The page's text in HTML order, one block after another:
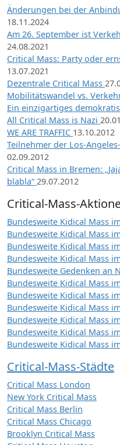
Änderungen bei der
18.11.2024
Am 26. September ist
24.08.2021
Critical Mass: Party oder
13.07.2021
Dezentrale Critical Mass
Mobilitätswandel vs.
Ein einzigartiges
All Critical Mass is Nazi
WE ARE TRAFFIC 13.10.2012
Teilnehmer der Los-
02.09.2012
Critical Mass in Bremen:
blabla“ 29.07.2012
Critical-Mass-
Bundesweite Kidical Mass
Bundesweite Kidical Mass
Bundesweite Kidical Mass
Bundesweite Kidical Mass
Bundesweite Gedenken an
Bundesweite Kidical Mass
Bundesweite Kidical Mass
Bundesweite Kidical Mass
Bundesweite Kidical Mass
Bundesweite Kidical Mass
Bundesweite Kidical Mass
Critical-Mass-Städte
Critical Mass London
New York Critical Mass
Critical Mass Berlin
Critical Mass Chicago
Brooklyn Critical Mass